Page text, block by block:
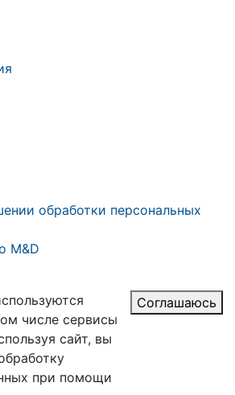
обработки персональных
M&D
числе сервисы
сайт, вы
при помощи
Соглашаюсь